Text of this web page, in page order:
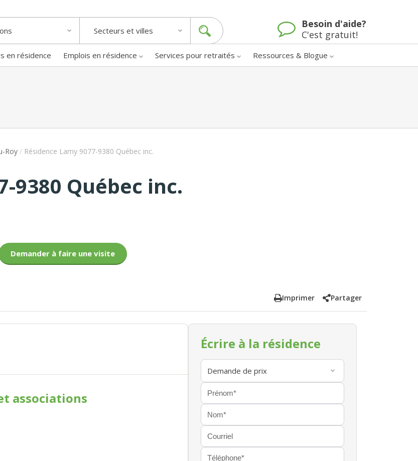
Secteurs et villes
Besoin d'aide?
C'est gratuit!
en résidence Emplois en résidence Services pour retraités Ressources & Blogue
Roy / Résidence Lamy 9077-9380 Québec inc.
9380 Québec inc.
Demander à faire une visite
Imprimer Partager
associations
Écrire à la résidence